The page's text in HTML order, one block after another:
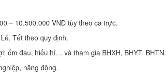
– 10.500.000 VNĐ tùy theo ca trực.
Tết theo quy định.
ốm đau, hiếu hỉ… và tham gia BHXH, BHYT, BHTN.
năng động.